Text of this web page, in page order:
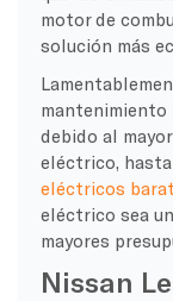
motor de
solución más
mantenimiento
debido al
eléctrico, hasta
eléctricos
eléctrico sea
mayores
Nissan